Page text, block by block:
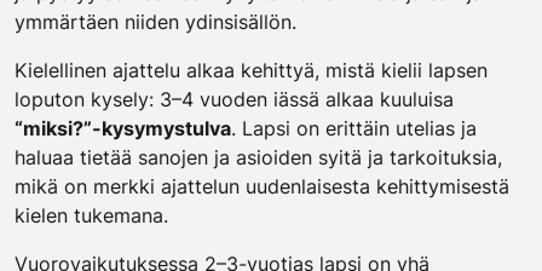
ymmärtäen niiden ydinsisällön.
Kielellinen ajattelu alkaa kehittyä, mistä kielii lapsen
loputon kysely: 3–4 vuoden iässä alkaa kuuluisa
“miksi?”-kysymystulva. Lapsi on erittäin utelias ja
haluaa tietää sanojen ja asioiden syitä ja tarkoituksia,
mikä on merkki ajattelun uudenlaisesta kehittymisestä
kielen tukemana.
Vuorovaikutuksessa 2–3-vuotias lapsi on yhä